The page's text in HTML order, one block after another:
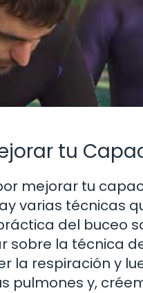
tu
mejorar tu
varias técnicas
del buceo
sobre la técnica
la respiración y
pulmones y,